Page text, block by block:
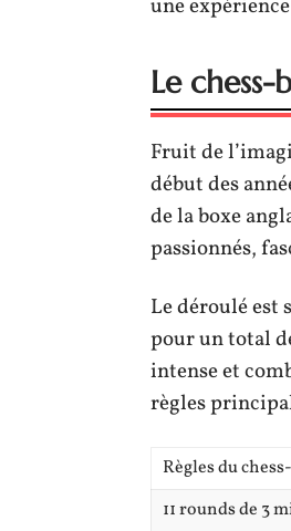
une
Le
Fruit de
début des
de la boxe
passionnés,
Le déroulé est
pour un total
intense et
règles
Règles du
11 rounds de 3